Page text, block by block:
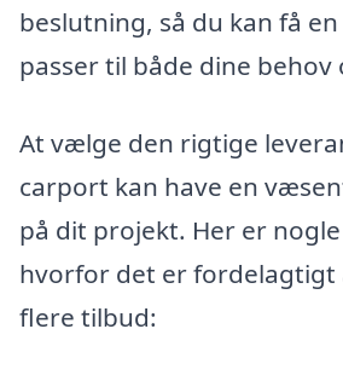
beslutning, så du kan få
passer til både dine
At vælge den rigtige
carport kan have en
på dit projekt. Her er
hvorfor det er fordelagtigt
flere tilbud: